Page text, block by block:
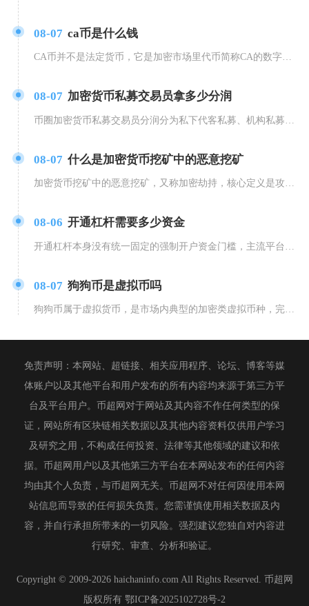
08-07 ca币是什么钱
CA币并不是法定货币，它是加密市场里代币简称CA的数字通证，当前市场存在多个同名CA代币，
08-07 加密货币私募交易员拿多少分润
08-07 什么是加密货币挖矿中的恶意挖矿
08-06 开通杠杆需要多少资金
08-07 狗狗币是虚拟币吗
狗狗币属于虚拟货币，是市场内典型的加密类虚拟币种，完全符合行业与监管层面划定的虚拟货币全部
免责声明：本网站、超链接、相关应用程序、论坛、博客等媒
体账户以及其他平台和用户发布的所有内容均来源于第三方平
台及平台用户。币超网对于网站及其内容不作任何类型的保
证，网站所有区块链相关数据以及其他内容资料仅供用户学习
及研究之用，不构成任何投资、法律等其他领域的建议和依
据。币超网用户以及其他第三方平台在本网站发布的任何内容
均由其个人负责，与币超网无关。币超网不对任何因使用本网
站信息而导致的任何损失负责。您需谨慎使用相关数据及内
容，并自行承担所带来的一切风险。强烈建议您独自对内容进
行研究、审查、分析和验证。
Copyright © 2009-2026 haichaninfo.com All Rights Reserved. 币超网
版权所有 鄂ICP备2025102728号-2